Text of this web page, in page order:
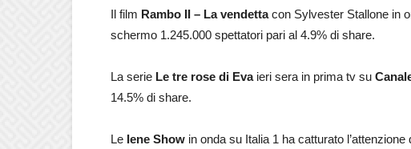
Il film Rambo II – La vendetta con Sylvester Stallone in
schermo 1.245.000 spettatori pari al 4.9% di share.
La serie Le tre rose di Evaieri sera in prima tv su
14.5% di share.
Le Iene Show in onda su Italia 1 ha catturato